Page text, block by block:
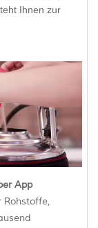
Ihnen zur
App
Rohstoffe,